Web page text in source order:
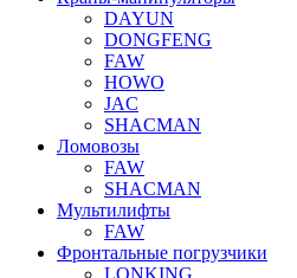
DAYUN
DONGFENG
FAW
HOWO
JAC
SHACMAN
Ломовозы
FAW
SHACMAN
Мультилифты
FAW
Фронтальные погрузчики